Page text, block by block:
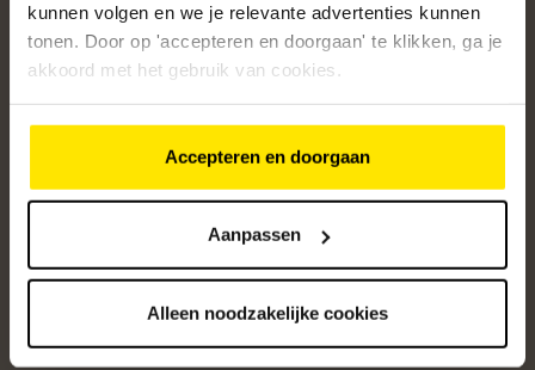
kunnen volgen en we je relevante advertenties kunnen
tonen. Door op 'accepteren en doorgaan' te klikken, ga je
akkoord met het gebruik van cookies.
Accepteren en doorgaan
Aanpassen
Alleen noodzakelijke cookies
Over ons
4.8 /5
Altijd op de hoogte van onze acties
Ontvang de beste aanbiedingen en persoonlijk advies.
Aanmelden